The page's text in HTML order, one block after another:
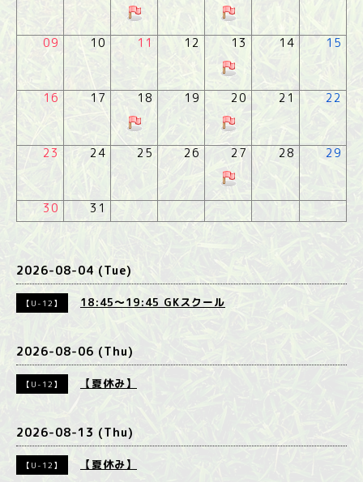
09 10 11 12 13 14 15
16 17 18 19 20 21 22
23 24 25 26 27 28 29
30 31
2026-08-04 (Tue)
【U-12】 18:45～19:45 GKスクール
2026-08-06 (Thu)
【U-12】 【夏休み】
2026-08-13 (Thu)
【U-12】 【夏休み】